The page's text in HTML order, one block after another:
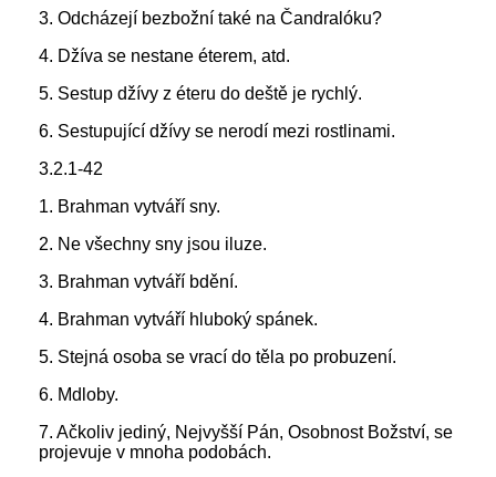
3. Odcházejí bezbožní také na Čandralóku?
4. Džíva se nestane éterem, atd.
5. Sestup džívy z éteru do deště je rychlý.
6. Sestupující džívy se nerodí mezi rostlinami.
3.2.1-42
1. Brahman vytváří sny.
2. Ne všechny sny jsou iluze.
3. Brahman vytváří bdění.
4. Brahman vytváří hluboký spánek.
5. Stejná osoba se vrací do těla po probuzení.
6. Mdloby.
7. Ačkoliv jediný, Nejvyšší Pán, Osobnost Božství, se
projevuje v mnoha podobách.